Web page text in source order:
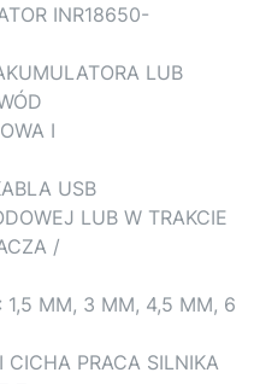
INR18650-
LUB
I
USB
LUB W TRAKCIE
/
1,5 MM, 3 MM, 4,5 MM, 6
CICHA PRACA SILNIKA